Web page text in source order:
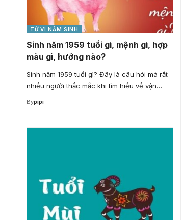
TỬ VI NĂM SINH
Sinh năm 1959 tuổi gì, mệnh gì, hợp
màu gì, hướng nào?
Sinh năm 1959 tuổi gì? Đây là câu hỏi mà rất
nhiều người thắc mắc khi tìm hiểu về vận…
Bypipi